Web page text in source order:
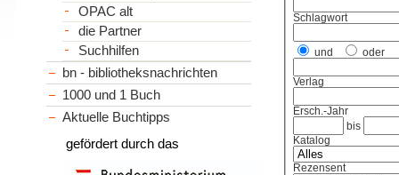
Schlagwort
und oder
Verlag
Ersch.-Jahr
bis
Katalog
Rezensent
OPAC alt
die Partner
Suchhilfen
bn - bibliotheksnachrichten
1000 und 1 Buch
Aktuelle Buchtipps
gefördert durch das